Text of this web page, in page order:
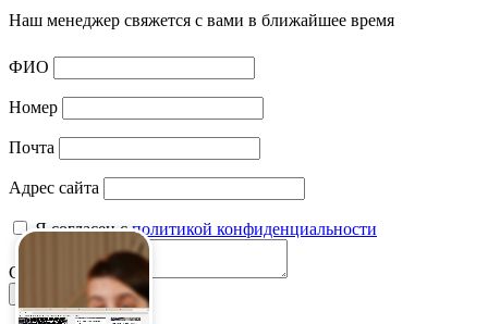
Наш менеджер свяжется с вами в ближайшее время
ФИО
Номер
Почта
Адрес сайта
Я согласен сполитикой конфиденциальности
Сообщение
Написать нам